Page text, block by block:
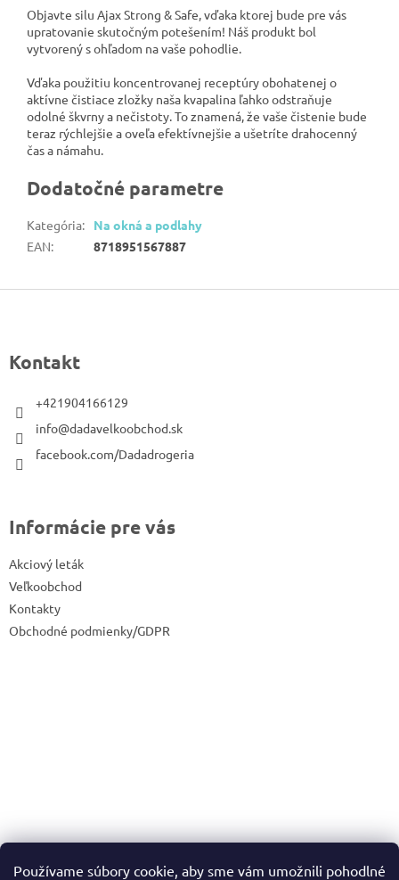
Používame súbory cookie, aby sme vám umožnili pohodlné
Objavte silu Ajax Strong & Safe, vďaka ktorej bude pre vás
upratovanie skutočným potešením! Náš produkt bol
vytvorený s ohľadom na vaše pohodlie.
Vďaka použitiu koncentrovanej receptúry obohatenej o
aktívne čistiace zložky naša kvapalina ľahko odstraňuje
odolné škvrny a nečistoty. To znamená, že vaše čistenie bude
teraz rýchlejšie a oveľa efektívnejšie a ušetríte drahocenný
čas a námahu.
Dodatočné parametre
Kategória:
Na okná a podlahy
EAN: 8718951567887
Z
p
äKontakt
+421904166129
info@dadavelkoobchod.sk
facebook.com/Dadadrogeria
Informácie pre vás
Akciový leták
Veľkoobchod
Kontakty
Obchodné podmienky/GDPR